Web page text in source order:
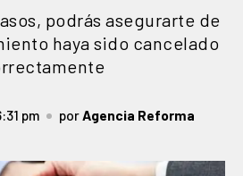
podrás asegurarte de
haya sido cancelado
pm porAgencia Reforma